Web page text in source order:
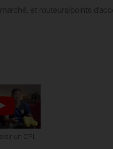
et routeurs/points
un CPL